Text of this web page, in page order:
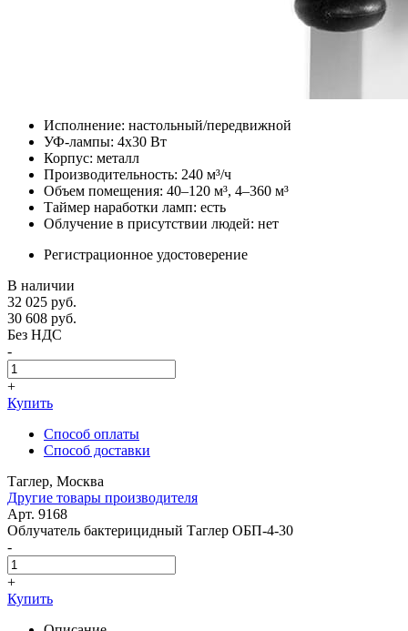
Исполнение: настольный/передвижной
УФ-лампы: 4x30 Вт
Корпус: металл
Производительность: 240 м³/ч
Объем помещения: 40–120 м³, 4–360 м³
Таймер наработки ламп: есть
Облучение в присутствии людей: нет
Регистрационное удостоверение
В наличии
32 025 руб.
30 608 руб.
Без НДС
-
+
Купить
Способ оплаты
Способ доставки
Таглер, Москва
Другие товары производителя
Арт. 9168
Облучатель бактерицидный Таглер ОБП-4-30
-
+
Купить